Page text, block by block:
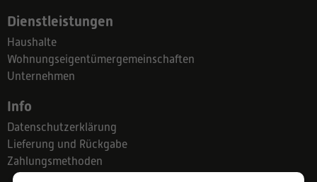
Dienstleistungen
Haushalte
Wohnungseigentümergemeinschaften
Unternehmen
Info
Datenschutzerklärung
Lieferung und Rückgabe
Zahlungsmethoden